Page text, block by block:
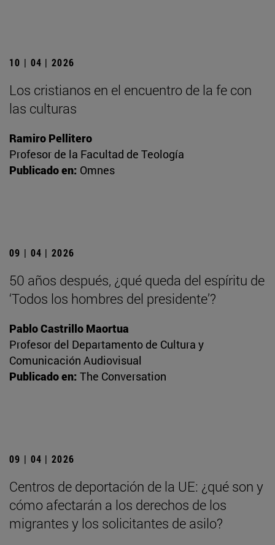
10 | 04 | 2026
Los cristianos en el encuentro de la fe con
las culturas
Ramiro Pellitero
Profesor de la Facultad de Teología
Publicado en: Omnes
09 | 04 | 2026
50 años después, ¿qué queda del espíritu de
‘Todos los hombres del presidente’?
Pablo Castrillo Maortua
Profesor del Departamento de Cultura y
Comunicación Audiovisual
Publicado en: The Conversation
09 | 04 | 2026
Centros de deportación de la UE: ¿qué son y
cómo afectarán a los derechos de los
migrantes y los solicitantes de asilo?